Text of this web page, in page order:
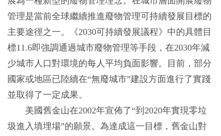
管理是當前全球繼續推進廢物管理可持續發展目標的
主要途徑之一。《2030可持續發展議程》中的具體目
標11.6即強調通過城市廢物管理等手段，在2030年減
少城市人口對環境的每人平均負面影響。目前，部分
國家或地區已陸續在“無廢城市”建設方面進行了實踐
並取得了一定成果。
美國舊金山在2002年宣佈了“到2020年實現零垃
圾進入填埋場”的願景。為達成這一目標，舊金山對